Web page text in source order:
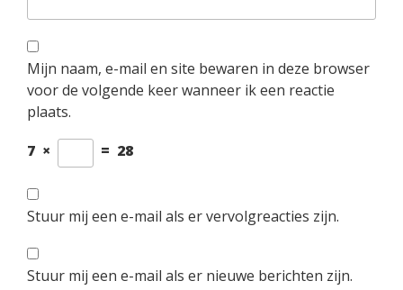
Mijn naam, e-mail en site bewaren in deze browser
voor de volgende keer wanneer ik een reactie
plaats.
7 × = 28
Stuur mij een e-mail als er vervolgreacties zijn.
Stuur mij een e-mail als er nieuwe berichten zijn.